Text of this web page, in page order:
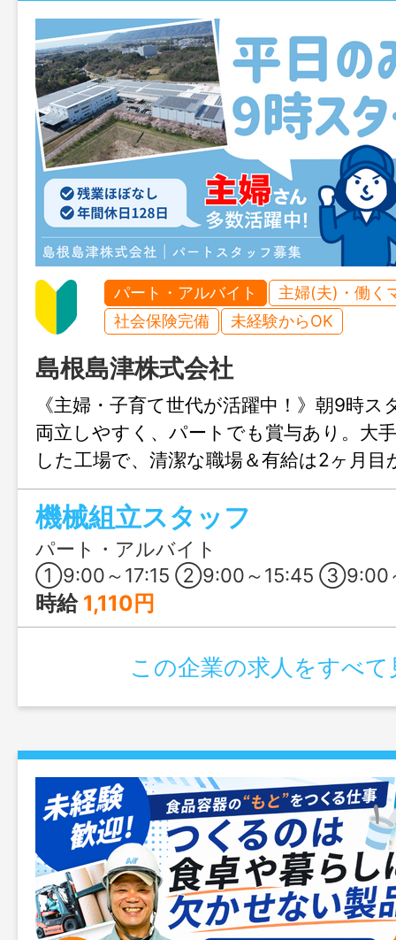
パート・アルバイト
主婦(夫)・働く
社会保険完備
未経験からOK
島根島津株式会社
《主婦・子育て世代が活躍中！》朝9時ス
両立しやすく、パートでも賞与あり。大
した工場で、清潔な職場＆有給は2ヶ月目
で取得OK！
機械組立スタッフ
パート・アルバイト
①9:00～17:15 ②9:00～15:45 ③9:00～16:30 上記の３つの中からご希望
時給 1,110円
この企業の求人をすべて